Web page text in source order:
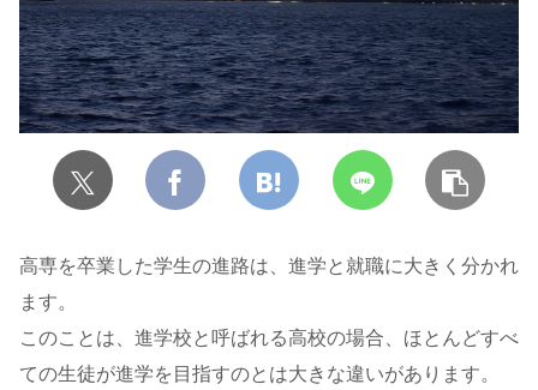
高専を卒業した学生の進路は、進学と就職に大きく分かれ
ます。
このことは、進学校と呼ばれる高校の場合、ほとんどすべ
ての生徒が進学を目指すのとは大きな違いがあります。